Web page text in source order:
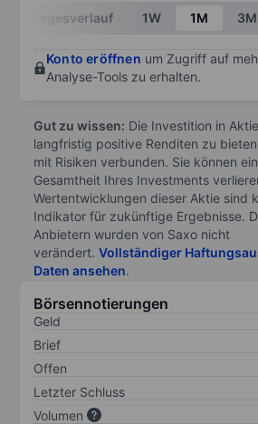
End of interactive chart.
Tagesverlauf 1W 1M 3M
Konto eröffnen um Zugriff auf
Analyse-Tools zu erhalten.
Gut zu wissen: Die Investition in
langfristig positive Renditen zu
mit Risiken verbunden. Sie können
Gesamtheit Ihres Investments
Wertentwicklungen dieser Aktie sind
Indikator für zukünftige Ergebnisse.
Anbietern wurden von Saxo nicht
verändert. Vollständiger
Daten ansehen.
Börsennotierungen
Geld
Brief
Offen
Letzter Schluss
Volumen